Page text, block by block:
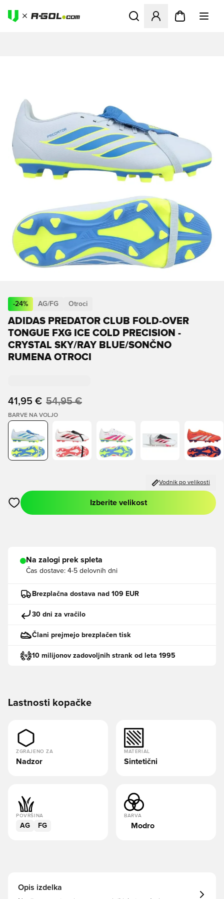
Odpre Modal za prijavo ali
-24% AG/FG Otroci
ADIDAS PREDATOR CLUB FOLD-OVER
TONGUE FXG ICE COLD PRECISION -
CRYSTAL SKY/RAY BLUE/SONČNO
RUMENA OTROCI
41,95 € 54,95 €
BARVE NA VOLJO
Vodnik po velikosti
Odpre Modal za prijavo ali vpis kot član
Izberite velikost
Na zalogi prek spleta
Čas dostave: 4-5 delovnih dni
Brezplačna dostava nad 109 EUR
30 dni za vračilo
Člani prejmejo brezplačen tisk
10 milijonov zadovoljnih strank od leta 1995
Lastnosti kopačke
ZGRAJENO ZA
Nadzor
MATERIAL
Sintetični
POVRŠINA
AG FG
BARVA
Modro
Opis izdelka